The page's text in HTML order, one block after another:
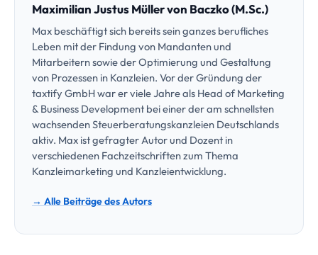
Maximilian Justus Müller von Baczko (M.Sc.)
Max beschäftigt sich bereits sein ganzes berufliches
Leben mit der Findung von Mandanten und
Mitarbeitern sowie der Optimierung und Gestaltung
von Prozessen in Kanzleien. Vor der Gründung der
taxtify GmbH war er viele Jahre als Head of Marketing
& Business Development bei einer der am schnellsten
wachsenden Steuerberatungskanzleien Deutschlands
aktiv. Max ist gefragter Autor und Dozent in
verschiedenen Fachzeitschriften zum Thema
Kanzleimarketing und Kanzleientwicklung.
→ Alle Beiträge des Autors